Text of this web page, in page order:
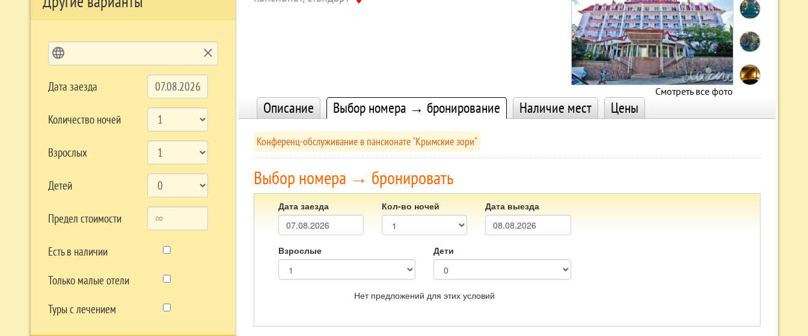
language clear
Дата заезда
Количество ночей
Взрослых
Детей
Предел стоимости
Есть в наличии
Только малые отели
Туры с лечением
Смотреть все фото
Описание Выбор номера → бронирование Наличие мест Цены
Конференц-обслуживание в пансионате "Крымские зори"
Выбор номера → бронировать
Дата заезда Кол-во ночей Дата выезда
Взрослые Дети
Нет предложений для этих условий